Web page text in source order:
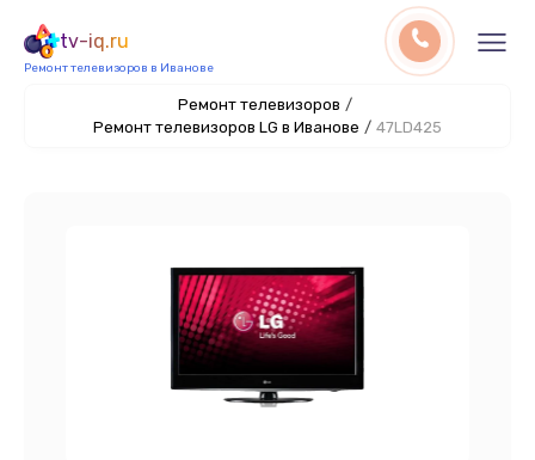
tv-iq.ru
Ремонт телевизоров в Иванове
Ремонт телевизоров /
Ремонт телевизоров LG в Иванове / 47LD425